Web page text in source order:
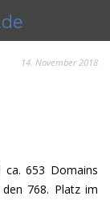
14. November 2018
ca. 653 Domains
768. Platz im